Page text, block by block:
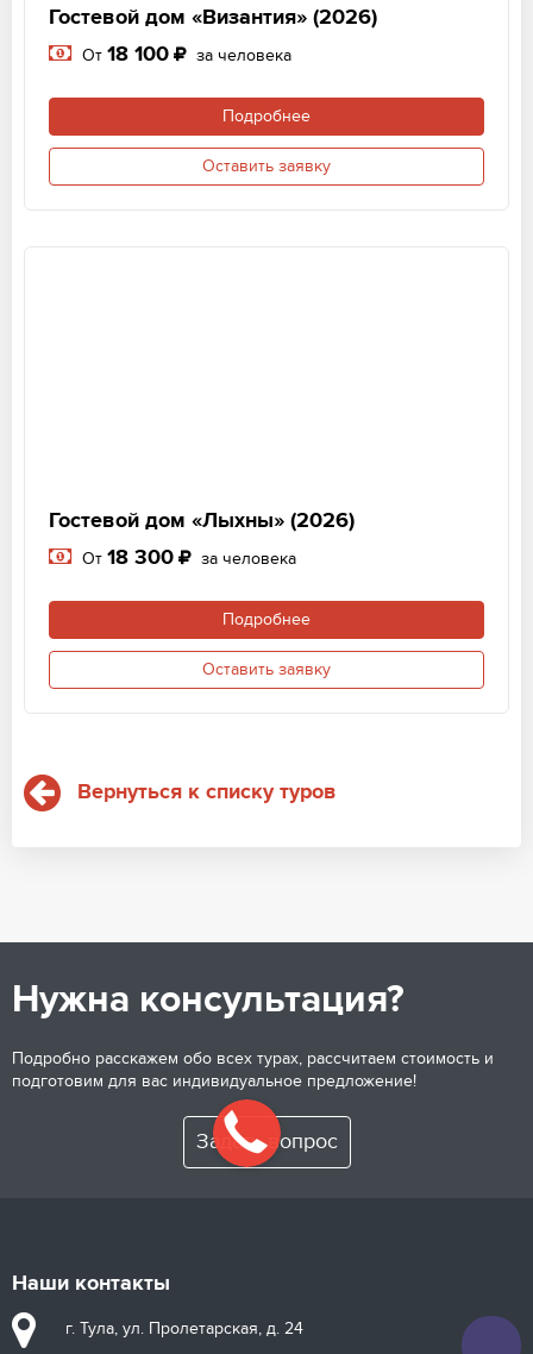
Гостевой дом «Византия» (2026)
От 18 100 за человека
Подробнее
Оставить заявку
Гостевой дом «Лыхны» (2026)
От 18 300 за человека
Подробнее
Оставить заявку
Вернуться к списку туров
Нужна консультация?
Подробно расскажем обо всех турах, рассчитаем стоимость и
подготовим для вас индивидуальное предложение!
Задать вопрос
Наши контакты
г. Тула, ул. Пролетарская, д. 24